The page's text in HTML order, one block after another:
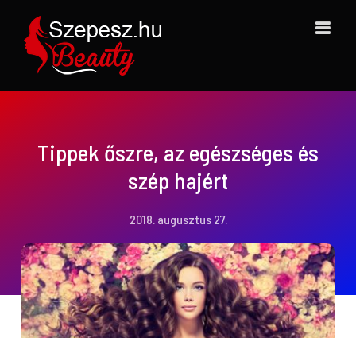
Kihagyás
Tippek őszre, az egészséges és
szép hajért
2018. augusztus 27.